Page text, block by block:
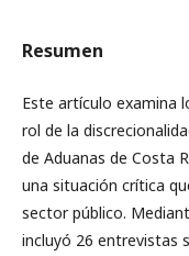
Resumen
Este artículo examina
rol de la
de Aduanas de Costa
una situación crítica
sector público.
incluyó 26 entrevistas